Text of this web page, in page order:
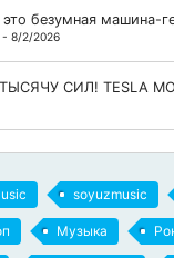
это безумная машина-
- 8/2/2026
СИЛ! TESLA
soyuzmusic
Музыка